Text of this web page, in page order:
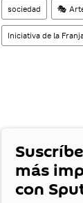
sociedad 🎭
Iniciativa de la
más
con